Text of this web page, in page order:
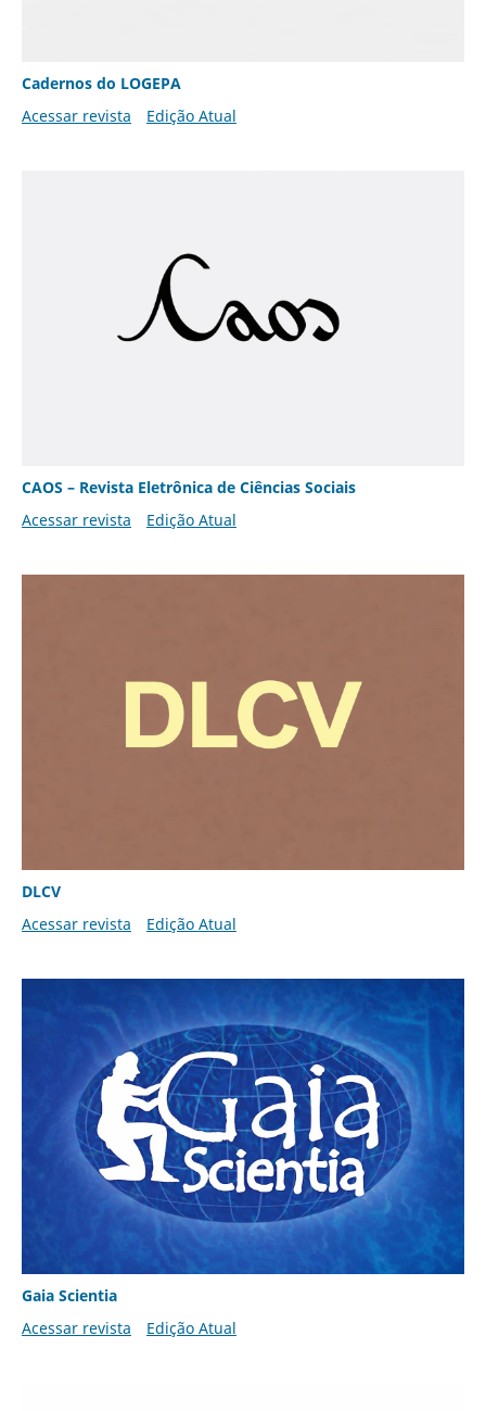
Cadernos do LOGEPA
Acessar revista
Edição Atual
CAOS – Revista Eletrônica de Ciências Sociais
Acessar revista
Edição Atual
DLCV
Acessar revista
Edição Atual
Gaia Scientia
Acessar revista
Edição Atual